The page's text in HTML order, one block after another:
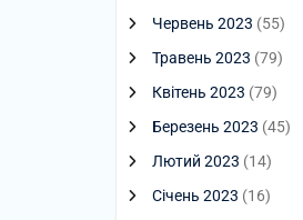
Червень 2023 (55)
Травень 2023 (79)
Квітень 2023 (79)
Березень 2023 (45)
Лютий 2023 (14)
Січень 2023 (16)